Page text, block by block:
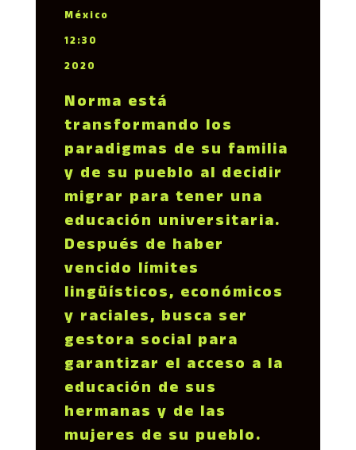
México
12:30
2020
Norma está
transformando los
paradigmas de su familia
y de su pueblo al decidir
migrar para tener una
educación universitaria.
Después de haber
vencido límites
lingüísticos, económicos
y raciales, busca ser
gestora social para
garantizar el acceso a la
educación de sus
hermanas y de las
mujeres de su pueblo.